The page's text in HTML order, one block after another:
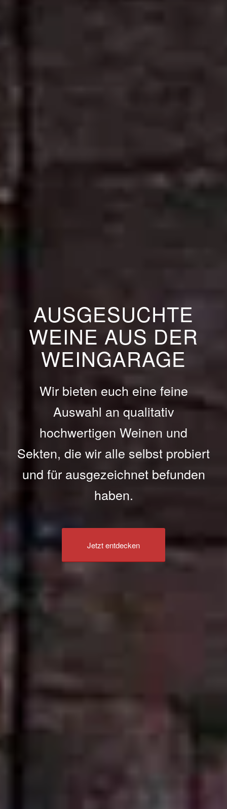
AUS­GESUCHTE
WEINE AUS DER
WEIN­GARAGE
Wir bieten euch eine feine
Auswahl an qualitativ
hochwertigen Weinen und
Sekten, die wir alle selbst probiert
und für ausgezeichnet befunden
haben.
Jetzt entdecken